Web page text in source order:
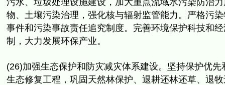
污水、垃圾处理设施建设， 加大重点流域水污染防治
物、土壤污染治理，强化核与辐射监管能力。
严格污
事件和污染事故责任追究制度。 完善环境保护科技和
制，大力发展环保产业。
(26)加强生态保护和防灾减灾体系建设。 坚持保护优先
生态修复工程，巩固天然林保护、退耕还林还草、 退